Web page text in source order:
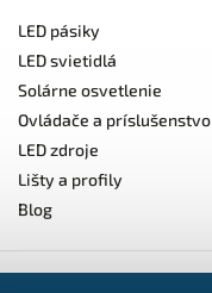
LED pásiky
LED svietidlá
Solárne osvetlenie
Ovládače a príslušenstvo
LED zdroje
Lišty a profily
Blog